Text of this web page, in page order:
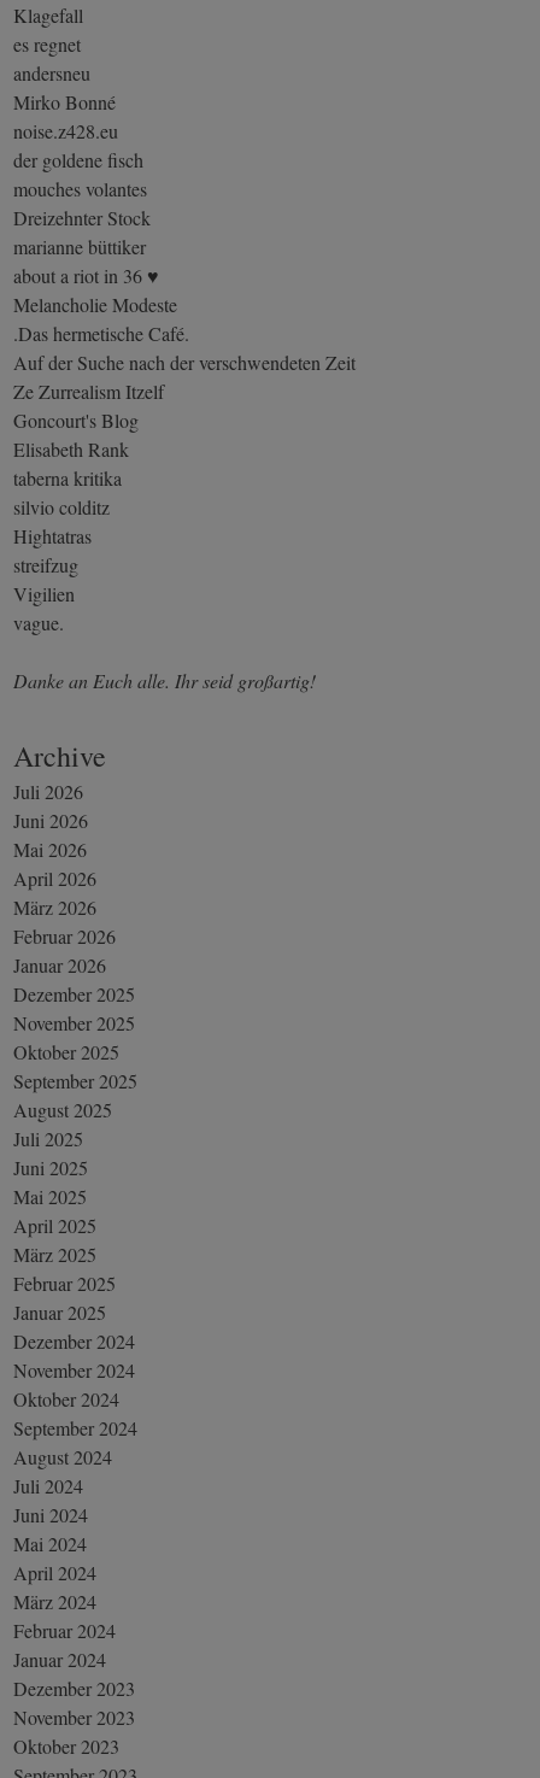
Klagefall
es regnet
andersneu
Mirko Bonné
noise.z428.eu
der goldene fisch
mouches volantes
Dreizehnter Stock
marianne büttiker
about a riot in 36 ♥
Melancholie Modeste
.Das hermetische Café.
Auf der Suche nach der verschwendeten Zeit
Ze Zurrealism Itzelf
Goncourt's Blog
Elisabeth Rank
taberna kritika
silvio colditz
Hightatras
streifzug
Vigilien
vague.
Danke an Euch alle. Ihr seid großartig!
Archive
Juli 2026
Juni 2026
Mai 2026
April 2026
März 2026
Februar 2026
Januar 2026
Dezember 2025
November 2025
Oktober 2025
September 2025
August 2025
Juli 2025
Juni 2025
Mai 2025
April 2025
März 2025
Februar 2025
Januar 2025
Dezember 2024
November 2024
Oktober 2024
September 2024
August 2024
Juli 2024
Juni 2024
Mai 2024
April 2024
März 2024
Februar 2024
Januar 2024
Dezember 2023
November 2023
Oktober 2023